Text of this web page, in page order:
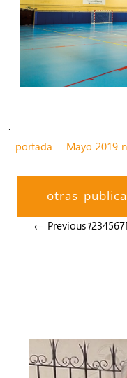
.
portada
Mayo 2019
otras
← Previous1234567